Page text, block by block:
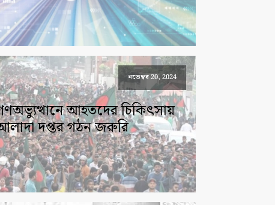
নভেম্বর 20, 2024
আহতদের চিকিৎসায়
দপ্তর গঠন জরুরি